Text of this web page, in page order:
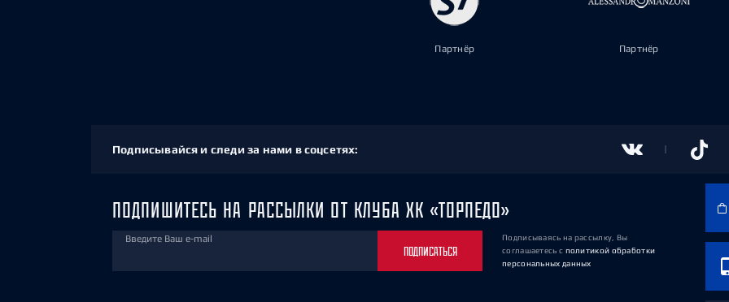
Партнёр Партнёр
Подписывайся и следи за нами в соцсетях:
ПОДПИШИТЕСЬ НА РАССЫЛКИ ОТ КЛУБА ХК «ТОРПЕДО»
Введите Ваш e-mail
ПОДПИСАТЬСЯ
Подписываясь на рассылку, Вы
соглашаетесь с политикой обработки
персональных данных